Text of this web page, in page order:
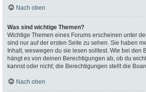
Nach oben
Was sind wichtige Themen?
Wichtige Themen eines Forums erscheinen unter
sind nur auf der ersten Seite zu sehen. Sie haben
Inhalt, weswegen du sie lesen solltest. Wie bei den
hängt es von deinen Berechtigungen ab, ob du
kannst oder nicht; die Berechtigungen stellt die
Nach oben